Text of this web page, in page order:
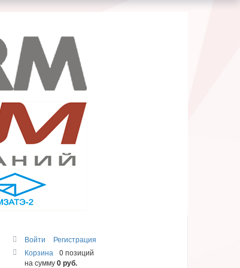
Войти
Регистрация
Корзина
0 позиций
на сумму0 руб.